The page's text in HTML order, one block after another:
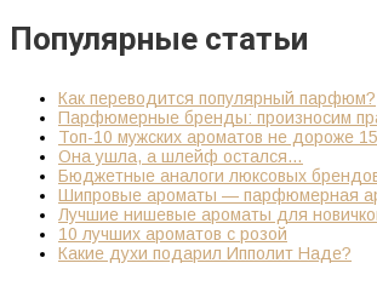
Популярные статьи
Как переводится популярный парфюм?
Парфюмерные бренды: произносим
Топ-10 мужских ароматов не дороже
Она ушла, а шлейф остался…
Бюджетные аналоги люксовых
Шипровые ароматы — парфюмерная
Лучшие нишевые ароматы для
10 лучших ароматов с розой
Какие духи подарил Ипполит Наде?